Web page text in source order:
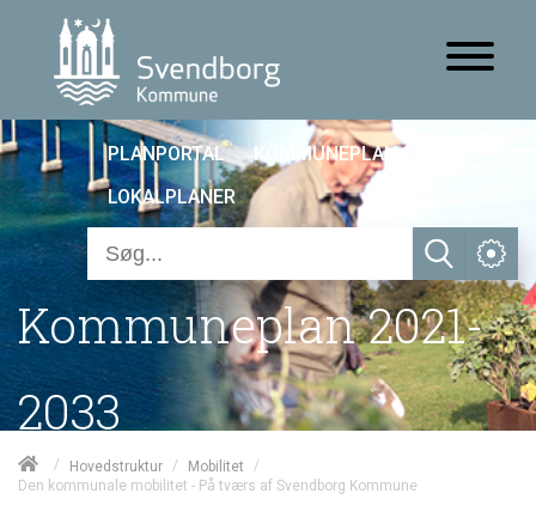
PLANPORTAL
KOMMUNEPLAN 25
LOKALPLANER
Kommuneplan 2021-
2033
/ Hovedstruktur / Mobilitet
/
Den kommunale mobilitet - På tværs af Svendborg Kommune